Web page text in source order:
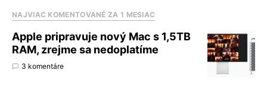
NAJVIAC KOMENTOVANÉ ZA 1 MESIAC
Apple pripravuje nový Mac s 1,5TB
RAM, zrejme sa nedoplatíme
3 komentáre